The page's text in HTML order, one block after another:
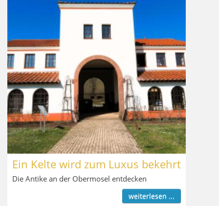
Ein Kelte wird zum Luxus bekehrt
Die Antike an der Obermosel entdecken
weiterlesen ...